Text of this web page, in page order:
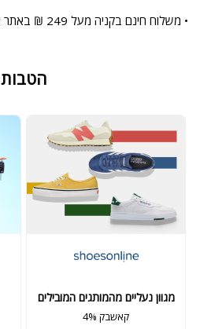
• משלוח חינם בקניה מעל 249 ₪ באתר אדידס בלבד.
הטבות
מגוון נעליים מהמותגים המובילים
4% קאשבק